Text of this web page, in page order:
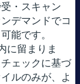
・スキャン
デマンドでコ
能です。
に留まりま
ェックに基づ
ルのみが、よ